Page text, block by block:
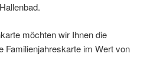
möchten wir Ihnen die
Familienjahreskarte im Wert von